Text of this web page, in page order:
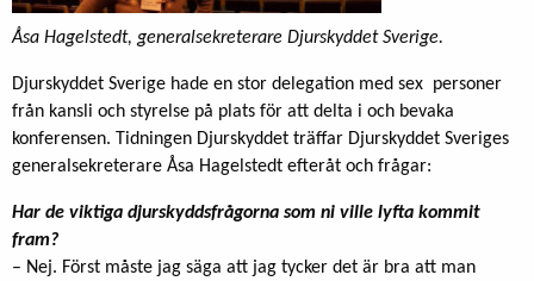
Åsa Hagelstedt, generalsekreterare Djurskyddet Sverige.
Djurskyddet Sverige hade en stor delegation med sex personer
från kansli och styrelse på plats för att delta i och bevaka
konferensen. Tidningen Djurskyddet träffar Djurskyddet Sveriges
generalsekreterare Åsa Hagelstedt efteråt och frågar:
Har de viktiga djurskyddsfrågorna som ni ville lyfta kommit
fram?
– Nej. Först måste jag säga att jag tycker det är bra att man